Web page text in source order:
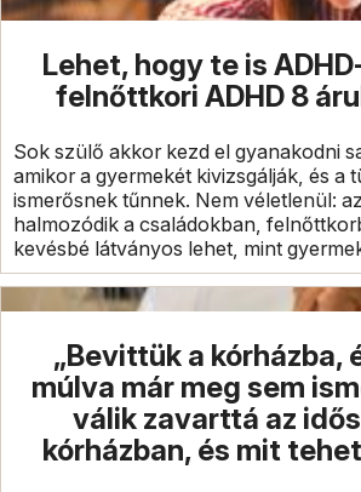
Lehet, hogy te is
felnőttkori ADHD 8
Sok szülő akkor kezd el gyanakodni
amikor a gyermekét kivizsgálják, és a
ismerősnek tűnnek. Nem véletlenül:
halmozódik a családokban,
kevésbé látványos lehet, mint
„Bevittük a kórházba,
múlva már meg sem
válik zavarttá az
kórházban, és mit